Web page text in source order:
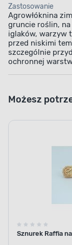
Zastosowanie
Agrowłóknina
gruncie roślin,
iglaków, warzyw
przed niskimi
szczególnie
ochronnej
Możesz
Sznurek Raffia